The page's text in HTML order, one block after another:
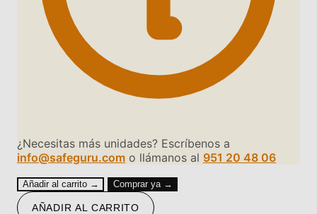
¿Necesitas más unidades? Escríbenos a
info@safeguru.com o llámanos al 951 20 48 06
Añadir al carrito → Comprar ya →
AÑADIR AL CARRITO